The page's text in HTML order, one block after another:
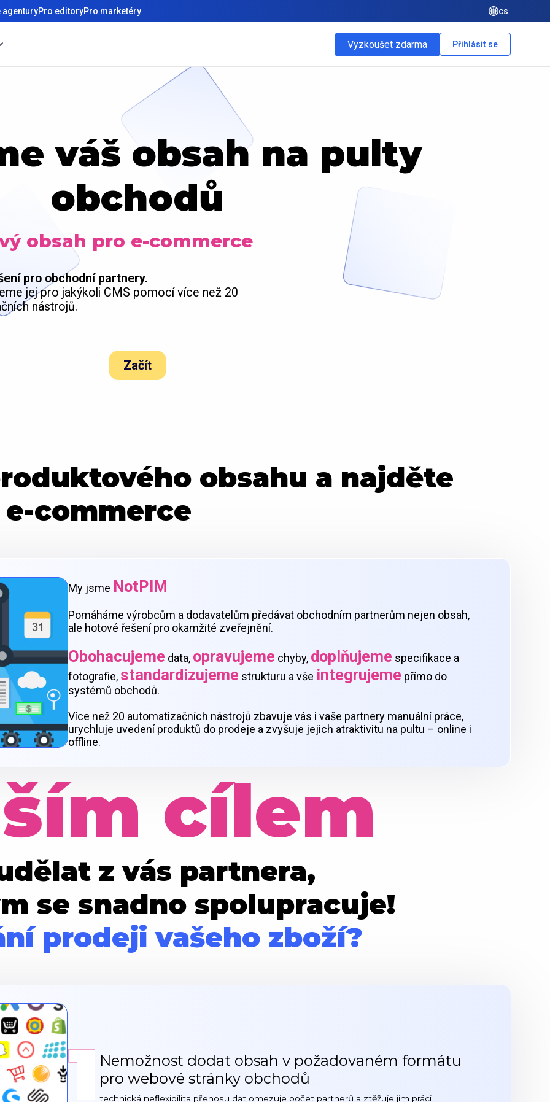
agenturyPro editoryPro marketéry cs
Vyzkoušet zdarma Přihlásit se
váš obsah na pulty
obchodů
obsah pro e-commerce
pro obchodní partnery.
jej pro jakýkoli CMS pomocí více než 20
nástrojů.
Začít
obsahu a najděte
commerce
My jsme NotPIM
Pomáháme výrobcům a dodavatelům předávat obchodním partnerům nejen obsah,
ale hotové řešení pro okamžité zveřejnění.
Obohacujeme data, opravujeme chyby, doplňujeme specifikace a
fotografie, standardizujeme strukturu a vše integrujeme přímo do
systémů obchodů.
Více než 20 automatizačních nástrojů zbavuje vás i vaše partnery manuální práce,
urychluje uvedení produktů do prodeje a zvyšuje jejich atraktivitu na pultu – online i
offline.
cílem
z vás partnera,
se snadno spolupracuje!
prodeji vašeho zboží?
1 Nemožnost dodat obsah v požadovaném formátu
pro webové stránky obchodů
technická neflexibilita přenosu dat omezuje počet partnerů a ztěžuje jim práci